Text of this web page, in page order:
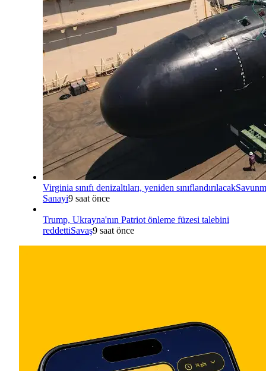
Virginia sınıfı denizaltıları, yeniden sınıflandırılacak
Sanayi9 saat önce
Trump, Ukrayna'nın Patriot önleme füzesi talebini
reddettiSavaş9 saat önce